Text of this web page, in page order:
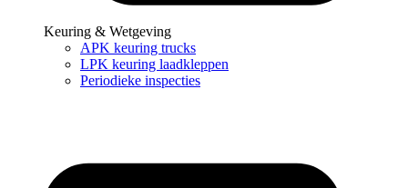
Keuring & Wetgeving
APK keuring trucks
LPK keuring laadkleppen
Periodieke inspecties